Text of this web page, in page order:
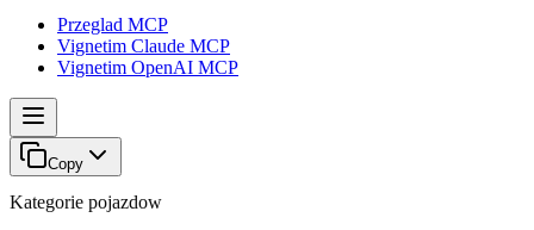
Przeglad MCP
Vignetim Claude MCP
Vignetim OpenAI MCP
Copy
Kategorie pojazdow